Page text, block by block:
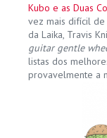
Kubo e as Duas
vez mais difícil
da Laika, Travis
guitar gentle
listas dos
provavelmente a